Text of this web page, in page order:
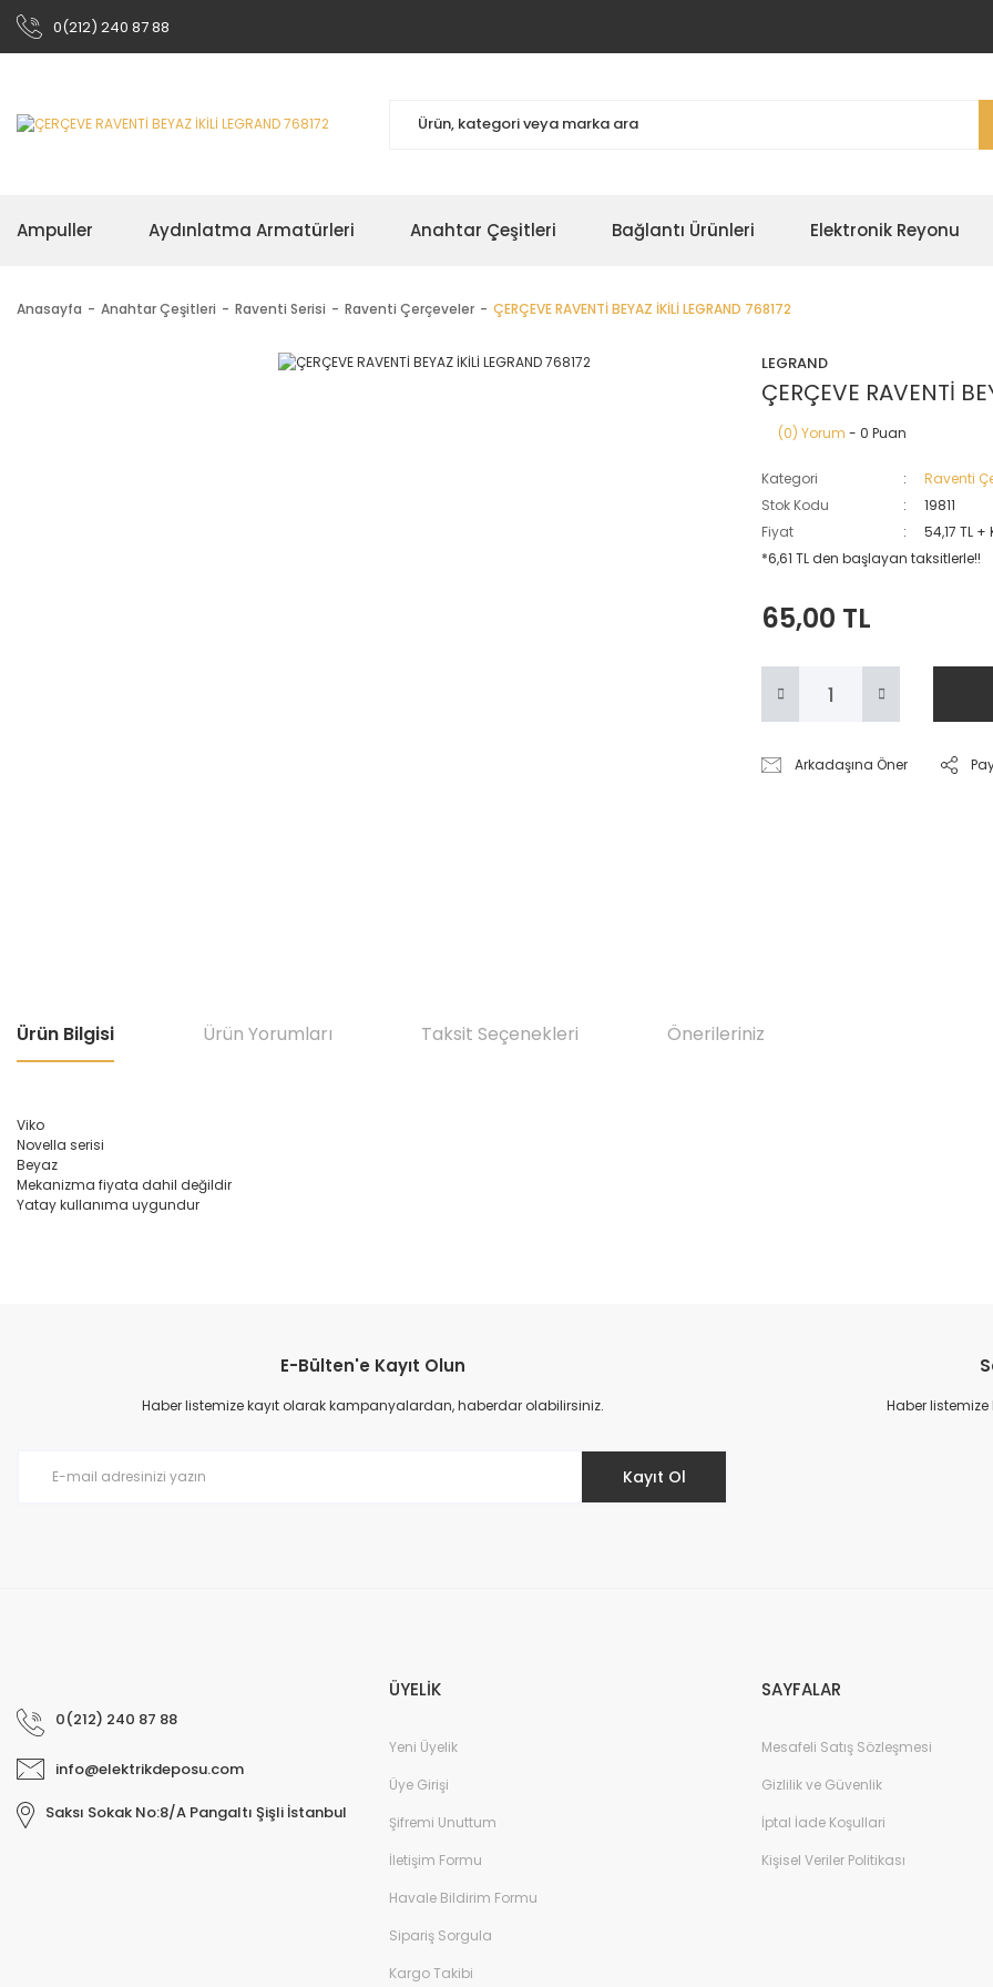
0(212) 240 87 88
Ampuller Aydınlatma Armatürleri Anahtar Çeşitleri Bağlantı Ürünleri Elektronik Reyonu
Anasayfa Anahtar Çeşitleri Raventi Serisi Raventi Çerçeveler ÇERÇEVE RAVENTİ BEYAZ İKİLİ LEGRAND 768172
LEGRAND
ÇERÇEVE RAVENTİ
(0) Yorum - 0 Puan
Kategori
Raventi
Stok Kodu
19811
Fiyat
54,17 TL +
*6,61 TL den başlayan taksitlerle!!
65,00 TL
Arkadaşına Öner
Ürün Bilgisi Ürün Yorumları Taksit Seçenekleri Önerileriniz
Viko
Novella serisi
Beyaz
Mekanizma fiyata dahil değildir
Yatay kullanıma uygundur
Ürün resmi kalitesiz, bozuk veya görüntülenemiyor.
Ürün açıklamasında eksik bilgiler bulunuyor.
E-Bülten'e Kayıt Olun
Haber listemize kayıt olarak kampanyalardan, haberdar olabilirsiniz.
Kayıt Ol
Haber
0(212) 240 87 88
info@elektrikdeposu.com
Saksı Sokak No:8/A Pangaltı Şişli İstanbul
ÜYELİK
Yeni Üyelik
Üye Girişi
Şifremi Unuttum
İletişim Formu
Havale Bildirim Formu
Sipariş Sorgula
Kargo Takibi
SAYFALAR
Mesafeli Satış Sözleşmesi
Gizlilik ve Güvenlik
İptal İade Koşullari
Kişisel Veriler Politikası